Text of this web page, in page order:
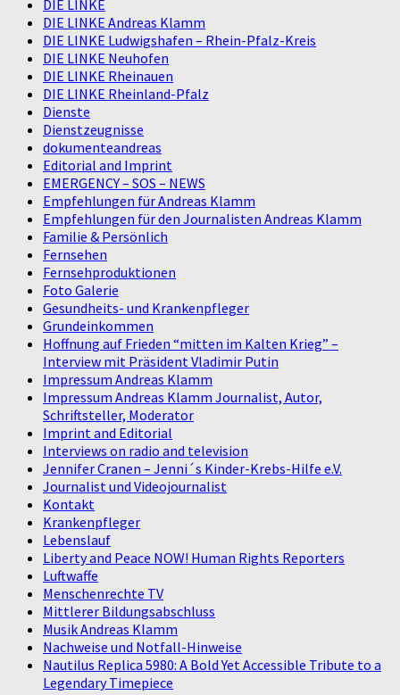
DIE LINKE
DIE LINKE Andreas Klamm
DIE LINKE Ludwigshafen – Rhein-Pfalz-Kreis
DIE LINKE Neuhofen
DIE LINKE Rheinauen
DIE LINKE Rheinland-Pfalz
Dienste
Dienstzeugnisse
dokumenteandreas
Editorial and Imprint
EMERGENCY – SOS – NEWS
Empfehlungen für Andreas Klamm
Empfehlungen für den Journalisten Andreas Klamm
Familie & Persönlich
Fernsehen
Fernsehproduktionen
Foto Galerie
Gesundheits- und Krankenpfleger
Grundeinkommen
Hoffnung auf Frieden “mitten im Kalten Krieg” –
Interview mit Präsident Vladimir Putin
Impressum Andreas Klamm
Impressum Andreas Klamm Journalist, Autor,
Schriftsteller, Moderator
Imprint and Editorial
Interviews on radio and television
Jennifer Cranen – Jenni´s Kinder-Krebs-Hilfe e.V.
Journalist und Videojournalist
Kontakt
Krankenpfleger
Lebenslauf
Liberty and Peace NOW! Human Rights Reporters
Luftwaffe
Menschenrechte TV
Mittlerer Bildungsabschluss
Musik Andreas Klamm
Nachweise und Notfall-Hinweise
Nautilus Replica 5980: A Bold Yet Accessible Tribute to a
Legendary Timepiece